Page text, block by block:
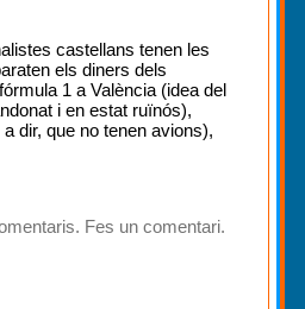
castellans tenen les
els diners dels
1 a València (idea del
i en estat ruïnós),
dir, que no tenen avions),
Fes un comentari.